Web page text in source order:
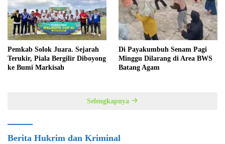
Pemkab Solok Juara. Sejarah
Terukir, Piala Bergilir Diboyong
ke Bumi Markisah
Di Payakumbuh Senam Pagi
Minggu Dilarang di Area BWS
Batang Agam
Selengkapnya
Berita Hukrim dan Kriminal